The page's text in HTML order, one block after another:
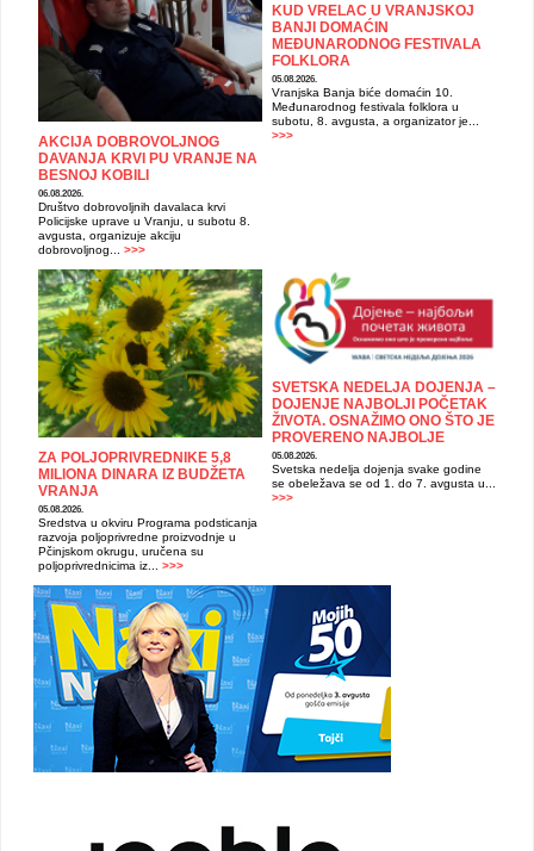
AKCIJA DOBROVOLJNOG
DAVANJA KRVI PU VRANJE NA
BESNOJ KOBILI
06.08.2026.
Društvo dobrovoljnih davalaca krvi
Policijske uprave u Vranju, u subotu 8.
avgusta, organizuje akciju
dobrovoljnog... >>>
KUD VRELAC U VRANJSKOJ
BANJI DOMAĆIN
MEĐUNARODNOG FESTIVALA
FOLKLORA
05.08.2026.
Vranjska Banja biće domaćin 10.
Međunarodnog festivala folklora u
subotu, 8. avgusta, a organizator je...
>>>
ZA POLJOPRIVREDNIKE 5,8
MILIONA DINARA IZ BUDŽETA
VRANJA
05.08.2026.
Sredstva u okviru Programa podsticanja
razvoja poljoprivredne proizvodnje u
Pčinjskom okrugu, uručena su
poljoprivrednicima iz... >>>
SVETSKA NEDELJA DOJENJA –
DOJENJE NAJBOLJI POČETAK
ŽIVOTA. OSNAŽIMO ONO ŠTO JE
PROVERENO NAJBOLJE
05.08.2026.
Svetska nedelja dojenja svake godine
se obeležava se od 1. do 7. avgusta u...
>>>